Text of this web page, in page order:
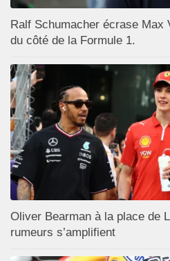
Ralf Schumacher écrase Max
du côté de la Formule 1.
Oliver Bearman à la place de
rumeurs s’amplifient